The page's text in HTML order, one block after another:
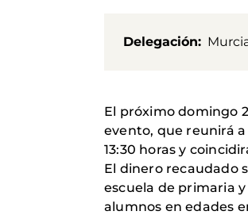
Delegación
El próximo domingo
evento, que reunirá
13:30 horas y
El dinero recaudado
escuela de primaria
alumnos en edades